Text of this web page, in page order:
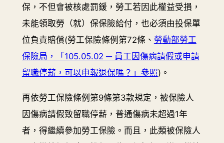
保，不但會被核處罰鍰，勞工若因此權益受損，
未能領取勞（就）保保險給付，也必須由投保單
位負責賠償(勞工保險條例第72條、 勞動部勞工
保險局，「105.05.02 ─ 員工因傷病請假或申請
留職停薪，可以申報退保嗎？」參照)。
再依勞工保險條例第9條第3款規定，被保險人
因傷病請假致留職停薪，普通傷病未超過1年
者，得繼續參加勞工保險。而且，此類被保險人